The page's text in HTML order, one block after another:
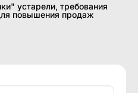
устарели, требования
повышения продаж